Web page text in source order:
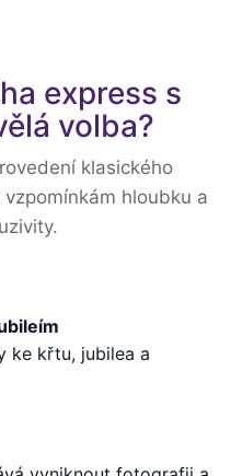
express s
volba?
klasického
hloubku a
ke křtu, jubilea a